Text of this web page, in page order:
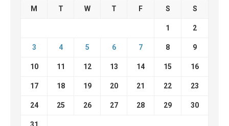
M T W T F S S
1 2
3 4 5 6 7 8 9
10 11 12 13 14 15 16
17 18 19 20 21 22 23
24 25 26 27 28 29 30